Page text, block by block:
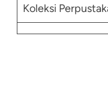
Koleksi